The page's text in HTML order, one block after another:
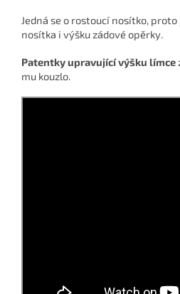
Jedná se o rostoucí nosítko,
nosítka i výšku zádové opěrky.
Patentky upravující výšku límce
mu kouzlo.